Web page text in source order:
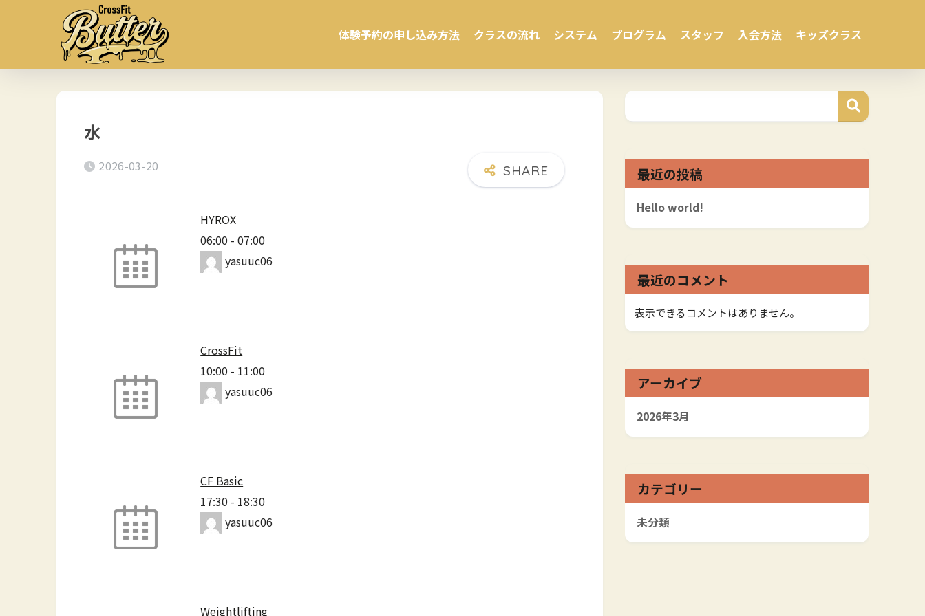
体験予約の申し込み方法 クラスの流れ システム プログラム スタッフ 入会方法 キッズクラス
水
2026-03-20
HYROX
06:00 -07:00
yasuuc06
CrossFit
10:00 - 11:00
yasuuc06
CF Basic
17:30 - 18:30
yasuuc06
Weightlifting
最近の投稿
Hello world!
最近のコメント
表示できるコメントはありません。
アーカイブ
2026年3月
カテゴリー
未分類